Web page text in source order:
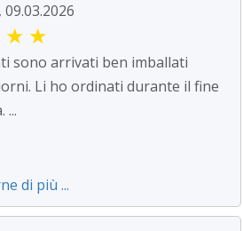
★ ★
sono arrivati ben imballati
Li ho ordinati durante il fine
...
di più ...